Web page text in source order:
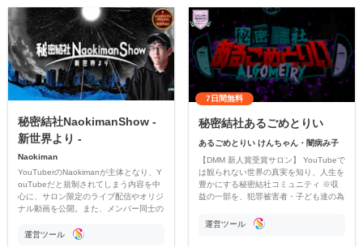
秘密結社NaokimanShow -
新世界より -
Naokiman
YouTuberのNaokimanが主体となり、Y
ouTubeだと規制されてしまう内容を中
心に、サロン限定のライブ配信やオリジ
ナル動画を公開。また、メンバー同士の
ただいています。
運営ツール
7日間無料
秘密結社あるごめとりい
あるごめとりい けんちゃん・闇病み子
【DMM 新人賞受賞サロン】 YouTubeで
は観られない世界の真実を知り、人生を
豊かにする秘密結社コミュニティ ※収
益の一部を、犯罪被害者・子ども達の為
す運営ツール